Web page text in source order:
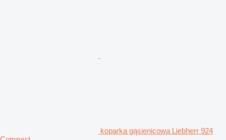
koparka gąsienicowa Liebherr 924